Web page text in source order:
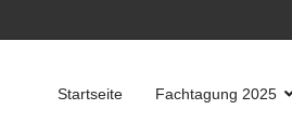
Startseite Fachtagung 2025